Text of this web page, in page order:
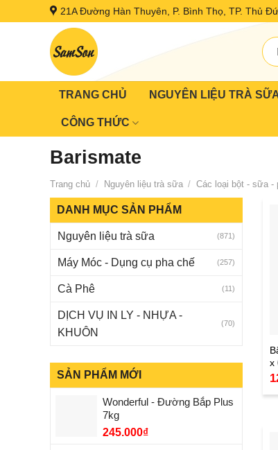
to
21A Đường Hàn Thuyên, P. Bình Thọ, TP. Thủ
Tìm
TRANG CHỦ NGUYÊN LIỆU TRÀ
CÔNG THỨC
Barismate
Trang chủ / Nguyên liệu trà sữa / Các loại bột - sữa -
DANH MỤC SẢN PHẨM
Nguyên liệu trà sữa (871)
Máy Móc - Dụng cụ pha chế (257)
Cà Phê (11)
DỊCH VỤ IN LY - NHỰA -
KHUÔN
(70)
SẢN PHẨM MỚI
Wonderful - Đường Bắp Plus
7kg
245.000₫
x